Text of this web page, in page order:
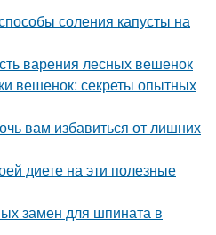
соления капусты на
варения лесных вешенок
вешенок: секреты опытных
вам избавиться от лишних
диете на эти полезные
замен для шпината в